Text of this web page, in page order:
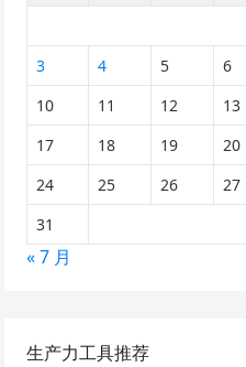
3
4 5 6
10
11 12 13
17
18 19 20
24
25 26 27
31
« 7 月
生产力工具推荐